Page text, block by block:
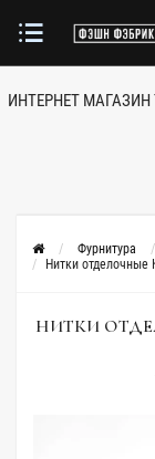
ИНТЕРНЕТ МАГАЗИН
Фурнитура
Нитки
НИТКИ